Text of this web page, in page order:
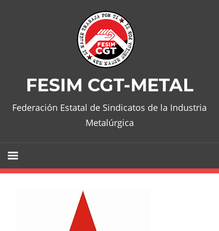
FESIM CGT-METAL
Federación Estatal de Sindicatos de la Industria
Metalúrgica